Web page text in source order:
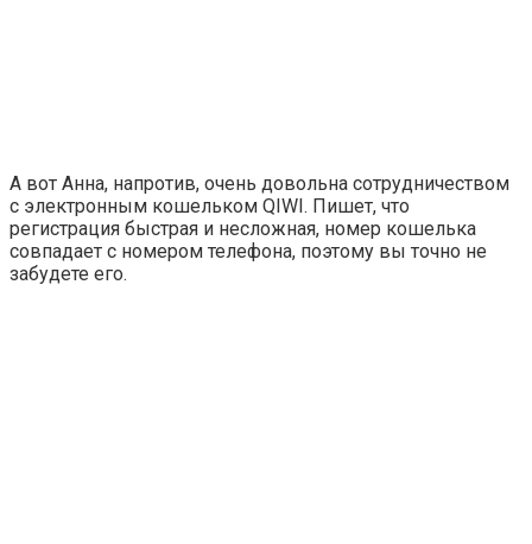
А вот Анна, напротив, очень довольна сотрудничеством
с электронным кошельком QIWI. Пишет, что
регистрация быстрая и несложная, номер кошелька
совпадает с номером телефона, поэтому вы точно не
забудете его.